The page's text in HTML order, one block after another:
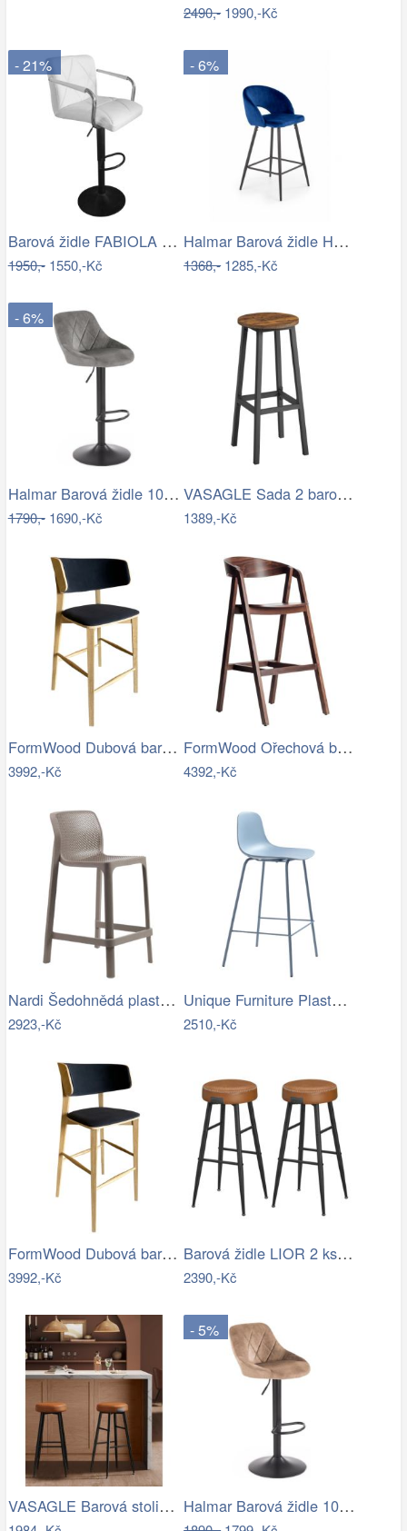
2490,-1990,-Kč
- 21%
Barová židle FABIOLA Tempo Kondela
1950,-1550,-Kč
- 6%
Halmar Barová židle H96 - modrá
1368,-1285,-Kč
- 6%
Halmar Barová židle 106x47 cm šedá…
1790,-1690,-Kč
VASAGLE Sada 2 barových židlí kovový…
1389,-Kč
FormWood Dubová barová židle Nora 67 cm…
3992,-Kč
FormWood Ořechová barová židle Henry 72…
4392,-Kč
Nardi Šedohnědá plastová zahradní…
2923,-Kč
Unique Furniture Plastová barová židle…
2510,-Kč
FormWood Dubová barová židle Nora 77 cm…
3992,-Kč
Barová židle LIOR 2 ks hnědá/černá…
2390,-Kč
VASAGLE Barová stolička EKHO 63 cm…
- 5%
Halmar Barová židle 106x47 cm černá…